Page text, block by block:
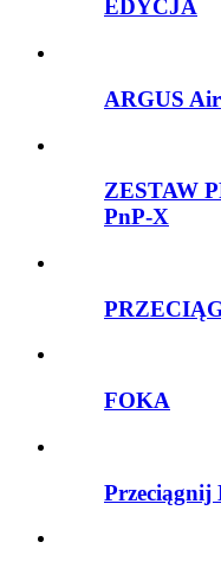
EDYCJA
ARGUS Air
ZESTAW
PnP-X
FOKA
Przeciągnij